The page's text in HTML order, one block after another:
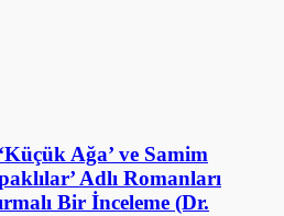
Ağa’ ve Samim
Adlı Romanları
Bir İnceleme (Dr.